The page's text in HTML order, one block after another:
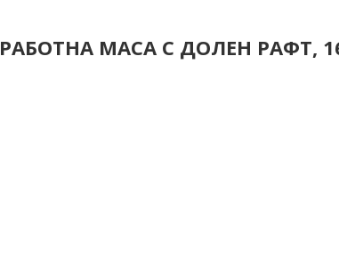
РАБОТНА МАСА С ДОЛЕН РАФТ,